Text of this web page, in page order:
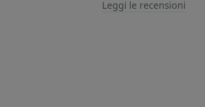
Leggi le recensioni